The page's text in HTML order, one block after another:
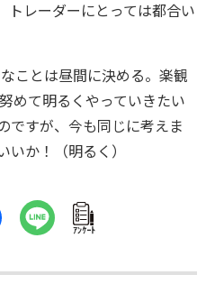
トレーダーにとっては都合い
ことは昼間に決める。楽観
めて明るくやっていきたい
ですが、今も同じに考えま
か！（明るく）
ｱﾝｹｰﾄ